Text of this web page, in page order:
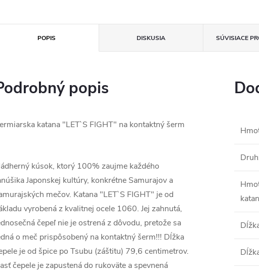
POPIS DISKUSIA SÚVISIACE
popis
katana "LET`S FIGHT" na kontaktný šerm
kúsok, ktorý 100% zaujme každého
Japonskej kultúry, konkrétne Samurajov a
mečov. Katana "LET`S FIGHT" je od
vyrobená z kvalitnej ocele 1060. Jej zahnutá,
čepeľ nie je ostrená z dôvodu, pretože sa
o meč prispôsobený na kontaktný šerm!!! Dĺžka
je od špice po Tsubu (záštitu) 79,6 centimetrov.
čepele je zapustená do rukoväte a spevnená
Druh